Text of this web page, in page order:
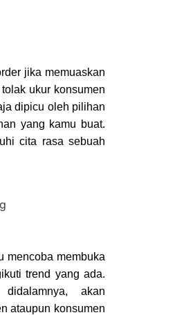
jika memuaskan
ukur konsumen
dipicu oleh pilihan
yang kamu buat.
cita rasa sebuah
mencoba membuka
trend yang ada.
akan
ataupun konsumen